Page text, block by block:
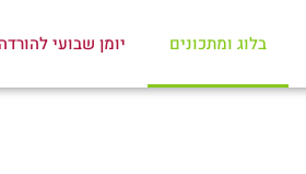
בלוג ומתכונים יומן שבועי להורדה